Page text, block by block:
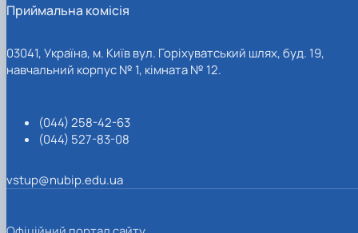
Приймальна комісія
03041, Україна, м. Київ вул. Горіхуватський шлях, буд. 19,
навчальний корпус № 1, кімната № 12.
(044) 258-42-63
(044) 527-83-08
vstup@nubip.edu.ua